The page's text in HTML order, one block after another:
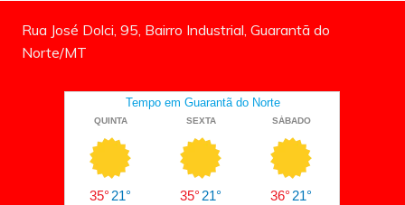
Rua José Dolci, 95, Bairro Industrial, Guarantã do
Norte/MT